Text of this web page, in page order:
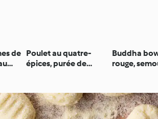
de Poulet au quatre-
épices, purée de
Buddha
rouge,